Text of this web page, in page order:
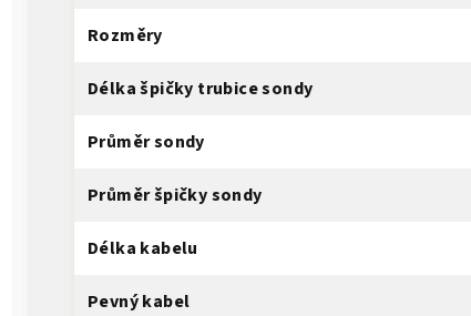
Rozměry
Délka špičky trubice sondy
Průměr sondy
Průměr špičky sondy
Délka kabelu
Pevný kabel